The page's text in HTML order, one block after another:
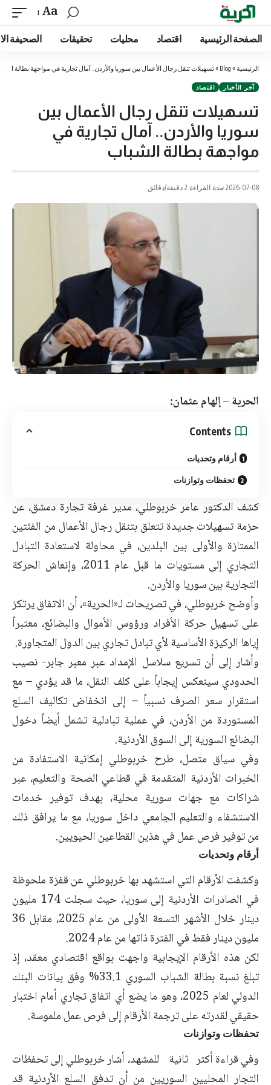
Aa
الصفحة الرئيسية اقتصاد محليات تحقيقات الصحيفة
الرئيسية »
Blog
»تسهيلات تنقل رجال الأعمال بين سوريا والأردن.. آمال تجارية في مواجهة بطالة
آخر الأخبار اقتصاد
تسهيلات تنقل رجال الأعمال بين
سوريا والأردن.. آمال تجارية في
مواجهة بطالة الشباب
2026-07-08 مدة القراءة 2 دقيقة/دقائق
الحرية–إلهام عثمان:
Contents
أرقام وتحديات
تحفظات وتوازنات
كشف الدكتور عامر خربوطلي، مدير غرفة تجارة دمشق، عن
حزمة تسهيلات جديدة تتعلق بتنقل رجال الأعمال من الفئتين
الممتازة والأولى بين البلدين، في محاولة لاستعادة التبادل
التجاري إلى مستويات ما قبل عام 2011، وإنعاش الحركة
التجارية بين سوريا والأردن.
وأوضح خربوطلي، في تصريحات لـ«الحرية»، أن الاتفاق يرتكز
على تسهيل حركة الأفراد ورؤوس الأموال والبضائع، معتبراً
إياها الركيزة الأساسية لأي تبادل تجاري بين الدول المتجاورة.
وأشار إلى أن تسريع سلاسل الإمداد عبر معبر جابر- نصيب
الحدودي سينعكس إيجاباً على كلف النقل، ما قد يؤدي – مع
استقرار سعر الصرف نسبياً – إلى انخفاض تكاليف السلع
المستوردة من الأردن، في عملية تبادلية تشمل أيضاً دخول
البضائع السورية إلى السوق الأردنية.
وفي سياق متصل، طرح خربوطلي إمكانية الاستفادة من
الخبرات الأردنية المتقدمة في قطاعي الصحة والتعليم، عبر
شراكات مع جهات سورية محلية، بهدف توفير خدمات
الاستشفاء والتعليم الجامعي داخل سوريا، مع ما يرافق ذلك
من توفير فرص عمل في هذين القطاعين الحيويين.
أرقام وتحديات
وكشفت الأرقام التي استشهد بها خربوطلي عن قفزة ملحوظة
في الصادرات الأردنية إلى سوريا، حيث سجلت 174 مليون
دينار خلال الأشهر التسعة الأولى من عام 2025، مقابل 36
مليون دينار فقط في الفترة ذاتها من عام 2024.
لكن هذه الأرقام الإيجابية واجهت بواقع اقتصادي معقد، إذ
تبلغ نسبة بطالة الشباب السوري 33.1% وفق بيانات البنك
الدولي لعام 2025، وهو ما يضع أي اتفاق تجاري أمام اختبار
حقيقي لقدرته على ترجمة الأرقام إلى فرص عمل ملموسة.
تحفظات وتوازنات
وفي قراءة أكثر ثانية للمشهد، أشار خربوطلي إلى تحفظات
التجار المحليين السوريين من أن تدفق السلع الأردنية قد